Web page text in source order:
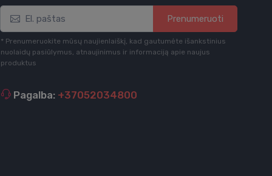
Prenumeruoti
* Prenumeruokite mūsų naujienlaiškį, kad gautumėte išankstinius
nuolaidų pasiūlymus, atnaujinimus ir informaciją apie naujus
produktus
Pagalba: +37052034800